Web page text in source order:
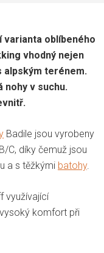
varianta oblíbeného
vhodný nejen
alpským terénem.
nohy v suchu.
Badile jsou vyrobeny
C, díky čemuž jsou
a s těžkými batohy.
využívající
komfort při